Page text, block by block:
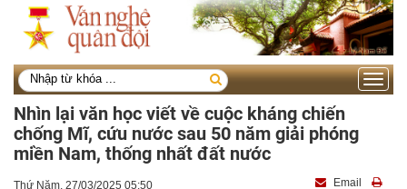
Toggle
Nhìn lại văn học viết về cuộc kháng chiến
chống Mĩ, cứu nước sau 50 năm giải phóng
miền Nam, thống nhất đất nước
Thứ Năm, 27/03/2025 05:50 Email